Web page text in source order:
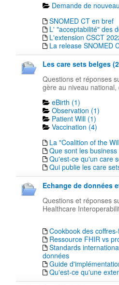
Demande de
SNOMED CT en bref
L' "acceptabilité" des
L'extension CSCT
La release SNOMED
Les care sets belges
Questions et réponses
gère au niveau
eBirth (1)
Observation (1)
Patient Will (1)
Vaccination (4)
La "Coalition of the
Que sont les
Qu'est-ce qu'un care
Qui publie les care
Echange de données
Questions et réponses
Healthcare
Cookbook des
Ressource FHIR vs
Standards
données
Guide
Qu'est-ce qu'une